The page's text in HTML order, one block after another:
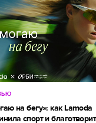
на бегу»: как Lamoda
спорт и